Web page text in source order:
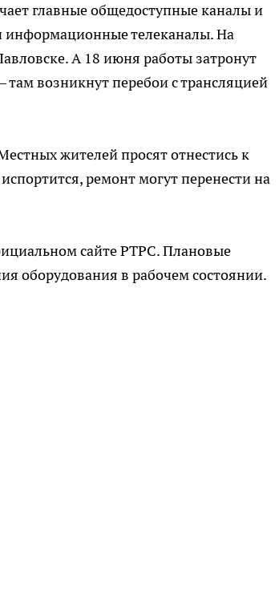
главные общедоступные каналы и
информационные телеканалы. На
А 18 июня работы затронут
возникнут перебои с трансляцией
жителей просят отнестись к
ремонт могут перенести на
сайте РТРС. Плановые
оборудования в рабочем состоянии.